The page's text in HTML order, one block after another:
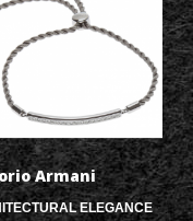
Armani
ELEGANCE